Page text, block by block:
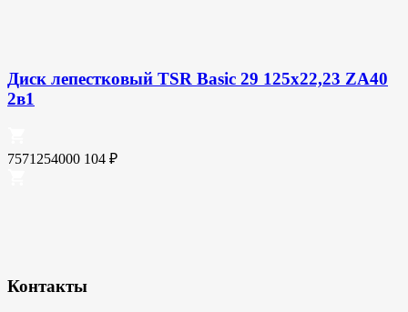
Диск лепестковый TSR Basic 29 125х22,23 ZA40
2в1
7571254000 104 ₽
Контакты